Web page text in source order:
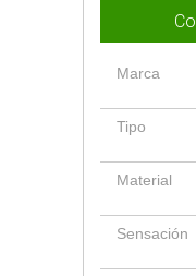
Marca
Tipo
Material
Sensación